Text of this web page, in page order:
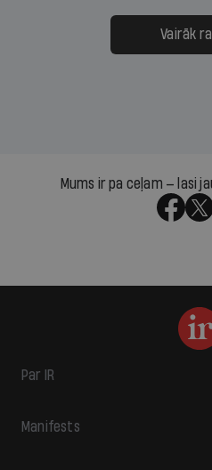
Vairāk
Mums ir pa ceļam — lasi
Par IR
Manifests